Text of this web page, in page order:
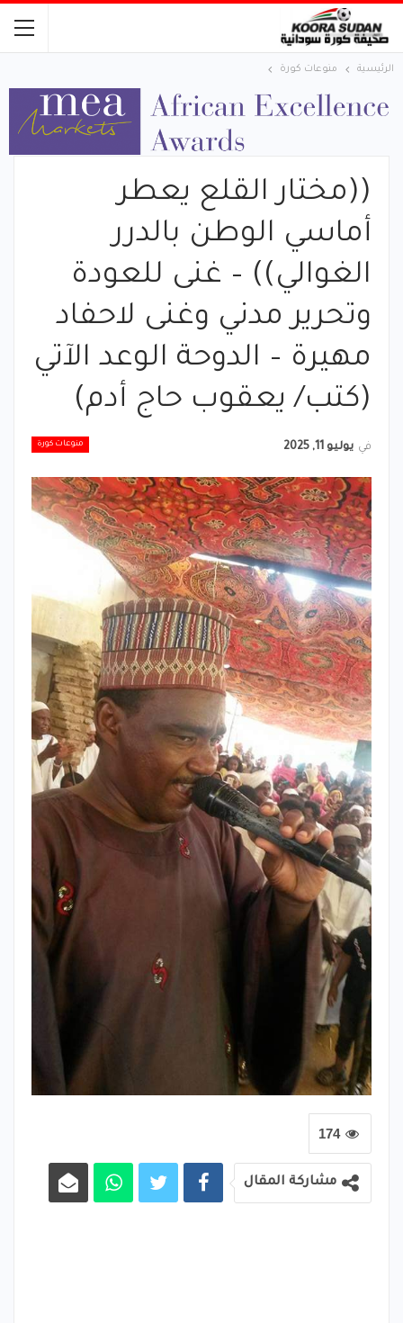
الرئيسية منوعات كورة
((مختار القلع يعطر
أماسي الوطن بالدرر
الغوالي)) – غنى للعودة
وتحرير مدني وغنى لاحفاد
مهيرة – الدوحة الوعد الآتي
(كتب/ يعقوب حاج أدم)
منوعات كورة في يوليو 11, 2025
174
مشاركة المقال